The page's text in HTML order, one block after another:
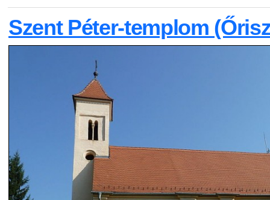
Szent Péter-templom